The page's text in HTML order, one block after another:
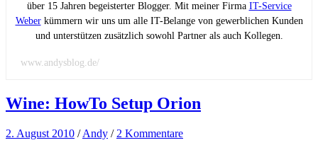
über 15 Jahren begeisterter Blogger. Mit meiner Firma IT-Service
Weberkümmern wir uns um alle IT-Belange von gewerblichen Kunden
und unterstützen zusätzlich sowohl Partner als auch Kollegen.
www.andysblog.de/
Wine: HowTo Setup Orion
2. August 2010 /Andy / 2 Kommentare